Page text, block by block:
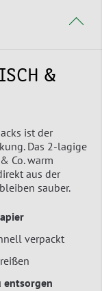
&
ist der
Das 2-lagige
Co. warm
aus der
sauber.
verpackt
entsorgen